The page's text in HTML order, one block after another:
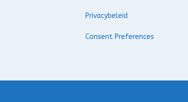
Privacybeleid
Consent Preferences